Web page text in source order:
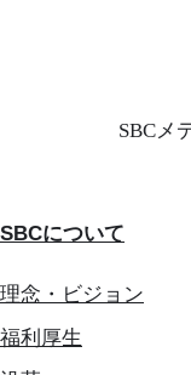
SBCメ
SBCについて
理念・ビジョン
福利厚生